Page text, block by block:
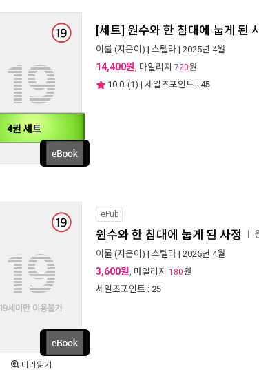
4권 세트
[세트] 원수와 한 침대에 눕게 된
이룰 (지은이) | 스텔라 | 2025년 4월
14,400원, 마일리지 720원
10.0 (1) | 세일즈포인트 : 45
미리읽기
ePub
원수와 한 침대에 눕게 된 사정
이룰 (지은이) | 스텔라 | 2025년 4월
3,600원, 마일리지 180원
세일즈포인트 : 25